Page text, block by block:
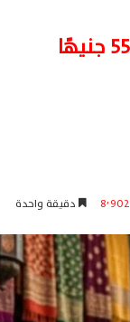
قفزة جديدة بأسعار الذهب في مصر والجنيه الذهب يسجل 55960 جنيهًا
8٬902 دقيقة واحدة